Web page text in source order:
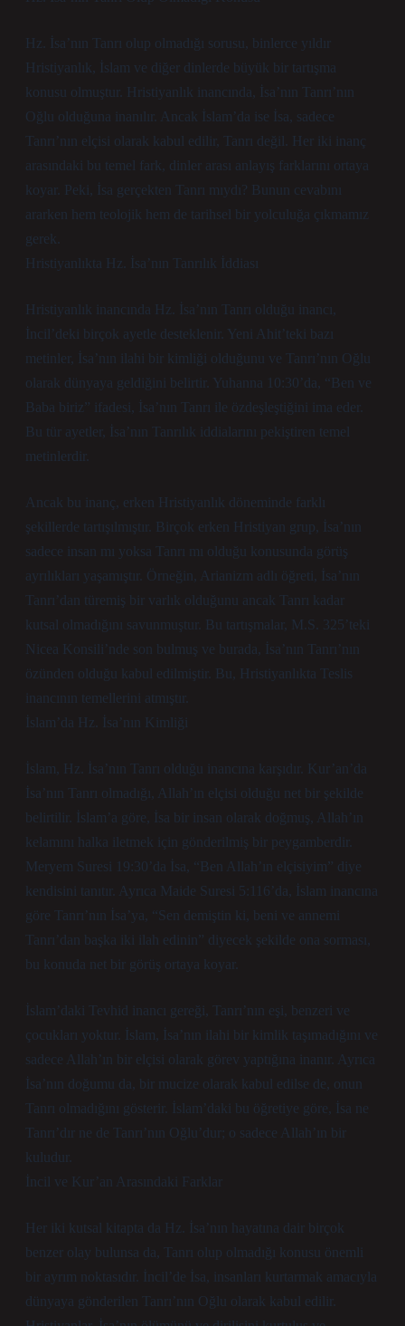
Hz. İsa’nın Tanrı olup olmadığı sorusu, binlerce yıldır
Hristiyanlık, İslam ve diğer dinlerde büyük bir tartışma
konusu olmuştur. Hristiyanlık inancında, İsa’nın Tanrı’nın
Oğlu olduğuna inanılır. Ancak İslam’da ise İsa, sadece
Tanrı’nın elçisi olarak kabul edilir, Tanrı değil. Her iki inanç
arasındaki bu temel fark, dinler arası anlayış farklarını ortaya
koyar. Peki, İsa gerçekten Tanrı mıydı? Bunun cevabını
ararken hem teolojik hem de tarihsel bir yolculuğa çıkmamız
gerek.
Hristiyanlıkta Hz. İsa’nın Tanrılık İddiası
Hristiyanlık inancında Hz. İsa’nın Tanrı olduğu inancı,
İncil’deki birçok ayetle desteklenir. Yeni Ahit’teki bazı
metinler, İsa’nın ilahi bir kimliği olduğunu ve Tanrı’nın Oğlu
olarak dünyaya geldiğini belirtir. Yuhanna 10:30’da, “Ben ve
Baba biriz” ifadesi, İsa’nın Tanrı ile özdeşleştiğini ima eder.
Bu tür ayetler, İsa’nın Tanrılık iddialarını pekiştiren temel
metinlerdir.
Ancak bu inanç, erken Hristiyanlık döneminde farklı
şekillerde tartışılmıştır. Birçok erken Hristiyan grup, İsa’nın
sadece insan mı yoksa Tanrı mı olduğu konusunda görüş
ayrılıkları yaşamıştır. Örneğin, Arianizm adlı öğreti, İsa’nın
Tanrı’dan türemiş bir varlık olduğunu ancak Tanrı kadar
kutsal olmadığını savunmuştur. Bu tartışmalar, M.S. 325’teki
Nicea Konsili’nde son bulmuş ve burada, İsa’nın Tanrı’nın
özünden olduğu kabul edilmiştir. Bu, Hristiyanlıkta Teslis
inancının temellerini atmıştır.
İslam’da Hz. İsa’nın Kimliği
İslam, Hz. İsa’nın Tanrı olduğu inancına karşıdır. Kur’an’da
İsa’nın Tanrı olmadığı, Allah’ın elçisi olduğu net bir şekilde
belirtilir. İslam’a göre, İsa bir insan olarak doğmuş, Allah’ın
kelamını halka iletmek için gönderilmiş bir peygamberdir.
Meryem Suresi 19:30’da İsa, “Ben Allah’ın elçisiyim” diye
kendisini tanıtır. Ayrıca Maide Suresi 5:116’da, İslam inancına
göre Tanrı’nın İsa’ya, “Sen demiştin ki, beni ve annemi
Tanrı’dan başka iki ilah edinin” diyecek şekilde ona sorması,
bu konuda net bir görüş ortaya koyar.
İslam’daki Tevhid inancı gereği, Tanrı’nın eşi, benzeri ve
çocukları yoktur. İslam, İsa’nın ilahi bir kimlik taşımadığını ve
sadece Allah’ın bir elçisi olarak görev yaptığına inanır. Ayrıca
İsa’nın doğumu da, bir mucize olarak kabul edilse de, onun
Tanrı olmadığını gösterir. İslam’daki bu öğretiye göre, İsa ne
Tanrı’dır ne de Tanrı’nın Oğlu’dur; o sadece Allah’ın bir
kuludur.
İncil ve Kur’an Arasındaki Farklar
Her iki kutsal kitapta da Hz. İsa’nın hayatına dair birçok
benzer olay bulunsa da, Tanrı olup olmadığı konusu önemli
bir ayrım noktasıdır. İncil’de İsa, insanları kurtarmak amacıyla
dünyaya gönderilen Tanrı’nın Oğlu olarak kabul edilir.